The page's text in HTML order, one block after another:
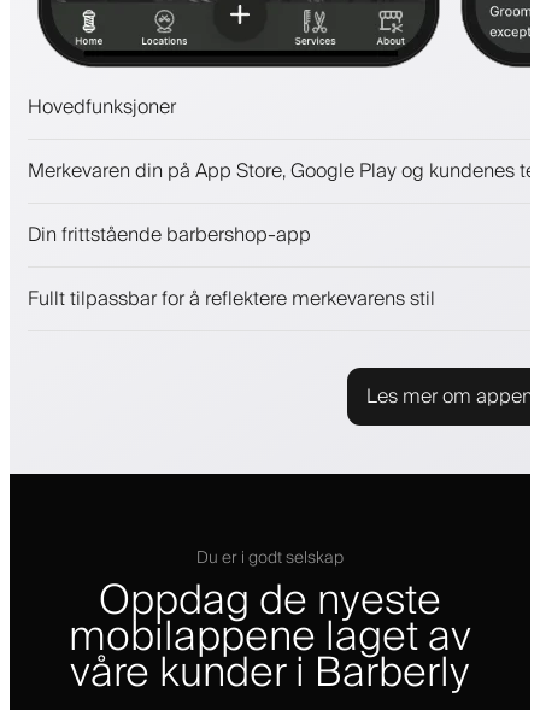
Hovedfunksjoner
Betalinger, sikkerhetsdepositum
Engasjer kunder med et lojalitetsprogram
Merkevaren din på App Store, Google Play og kundenes
Din frittstående barbershop-app
Fullt tilpassbar for å reflektere merkevarens stil
Les mer om appen
Du er i godt selskap
Oppdag de nyeste
mobilappene laget av
våre kunder i Barberly